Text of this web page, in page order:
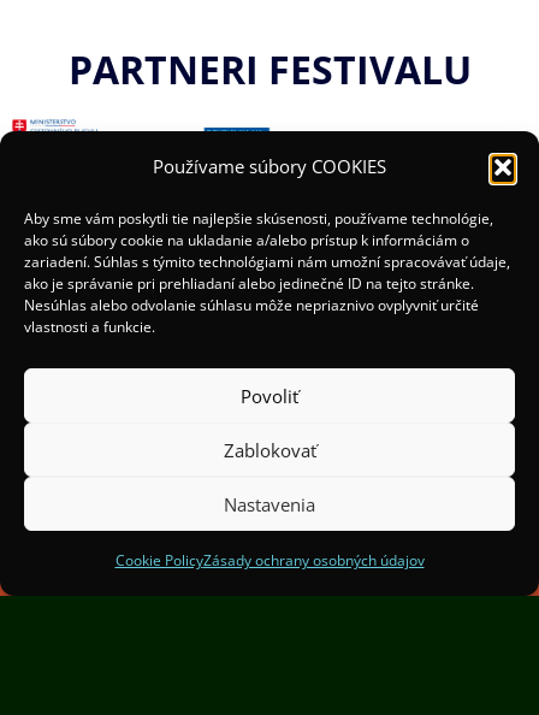
Používame súbory COOKIES
Aby sme vám poskytli tie najlepšie skúsenosti, používame technológie,
ako sú súbory cookie na ukladanie a/alebo prístup k informáciám o
zariadení. Súhlas s týmito technológiami nám umožní spracovávať údaje,
ako je správanie pri prehliadaní alebo jedinečné ID na tejto stránke.
Nesúhlas alebo odvolanie súhlasu môže nepriaznivo ovplyvniť určité
vlastnosti a funkcie.
Povoliť
Zablokovať
Nastavenia
Cookie PolicyZásady ochrany osobných údajov
PARTNERI FESTIVALU
Fatra
Spoluorganizátori:Institut Světelného Designu
Praha